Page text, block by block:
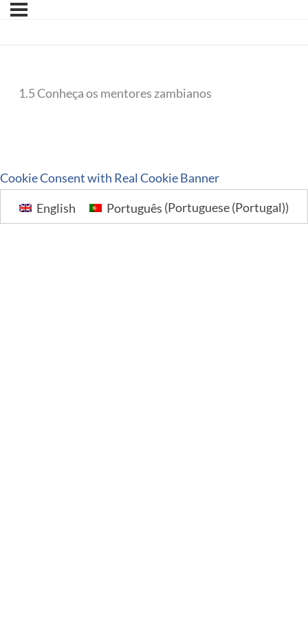
1.5 Conheça os mentores zambianos
Cookie Consent with Real Cookie Banner
English
Português (Portuguese (Portugal))